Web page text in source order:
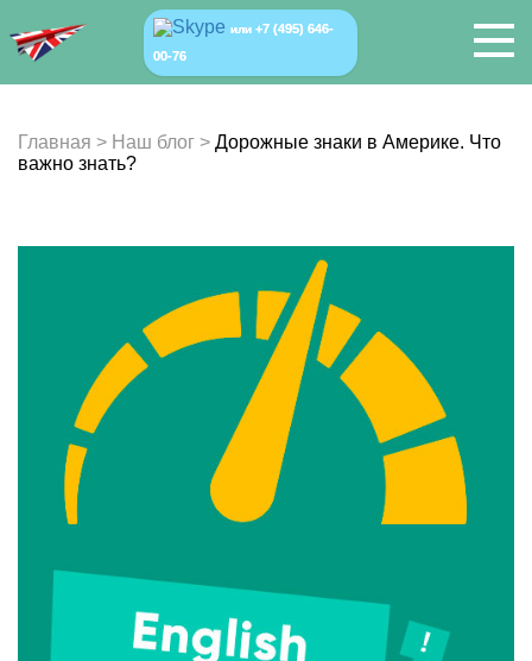
или +7 (495) 646-
00-76
Главная > Наш блог > Дорожные знаки в Америке. Что
важно знать?